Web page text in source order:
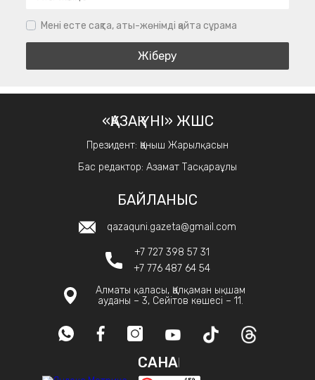
Мені есте сақта, аты-жөнімді қайта сұрама
«ҚАЗАҚ ҮНІ» ЖШС
Президент: Қаныш Жарылқасын
Бас редактор: Азамат Тасқараұлы
БАЙЛАНЫС
qazaquni.gazeta@gmail.com
+7 727 398 57 31
+7 776 487 64 54
Алматы қаласы, Қалқаман ықшам
ауданы – 3, Сейітов көшесі – 11.
САНАҚ